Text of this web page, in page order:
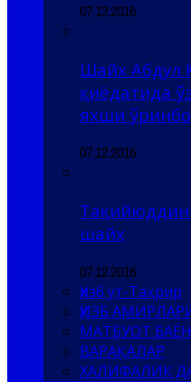
07.12.2016
Шайх Абдул
қиёдатида
яхши
07.12.2016
шайх
07.12.2016
Ҳизб ут-Таҳрир
ҲИЗБ
МАТБУОТ
ВАРАҚАЛАР
ХАЛИФАЛИК